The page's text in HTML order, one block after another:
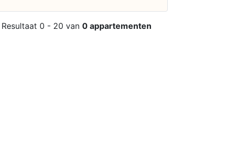
Resultaat 0 - 20 van 0 appartementen